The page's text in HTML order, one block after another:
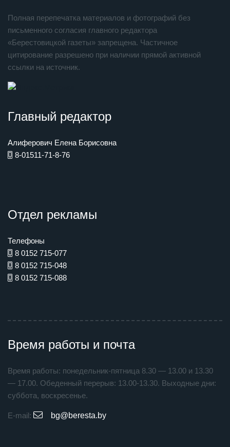
Полная перепечатка материалов и фотографий без
письменного согласия главного редактора
«Берестовицкой газеты» запрещена. Частичное
цитирование разрешено при наличии прямой активной
ссылки на источник.
Главный редактор
Алиферович Елена Борисовна
8-01511-71-8-76
Отдел рекламы
Телефоны
8 0152 715-077
8 0152 715-048
8 0152 715-088
Время работы и почта
Время работы: понедельник-пятница 8.30 — 13.00 и 13.30
— 17.00. Обеденный перерыв: 13.00-13.30. Выходные дни:
суббота, воскресенье.
E-mail: bg@beresta.by